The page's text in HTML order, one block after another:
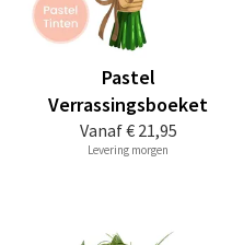
Vanaf€ 21,95
Pastel
Verrassingsboeket
Levering morgen